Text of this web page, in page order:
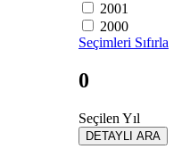
2001
2000
Seçimleri Sıfırla
0
Seçilen Yıl
DETAYLI ARA